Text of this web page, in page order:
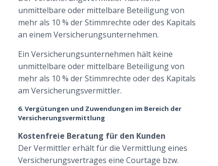
unmittelbare oder mittelbare Beteiligung von
mehr als 10 % der Stimmrechte oder des Kapitals
an einem Versicherungsunternehmen.
Ein Versicherungsunternehmen hält keine
unmittelbare oder mittelbare Beteiligung von
mehr als 10 % der Stimmrechte oder des Kapitals
am Versicherungsvermittler.
6. Vergütungen und Zuwendungen im Bereich der
Versicherungsvermittlung
Kostenfreie Beratung für den Kunden
Der Vermittler erhält für die Vermittlung eines
Versicherungsvertrages eine Courtage bzw.